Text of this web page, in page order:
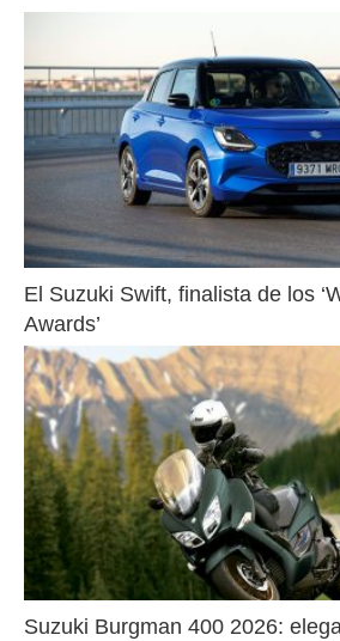
El Suzuki Swift, finalista de los
Awards’
Suzuki Burgman 400 2026: